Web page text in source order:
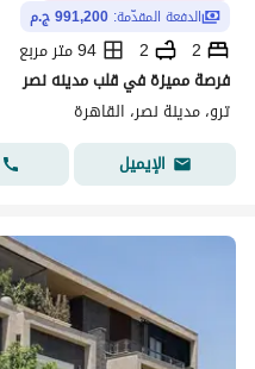
الدفعة المقدّمة: 991,200 ج.م
2
2
94 متر مربع
فرصة مميزة في قلب مدينه نصر
ترو، مدينة نصر، القاهرة
الإيميل